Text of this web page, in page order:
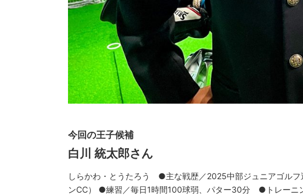
今回の王子候補
白川 統太郎さん
しらかわ・とうたろう ●主な戦歴／2025中部ジュニアゴル
ンCC） ●練習／毎日1時間100球弱、パター30分 ●トレーニ